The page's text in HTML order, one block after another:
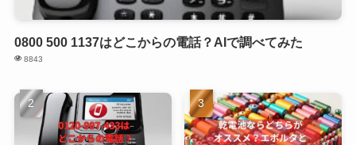
0800 500 1137はどこからの電話？AIで調べてみた
8843